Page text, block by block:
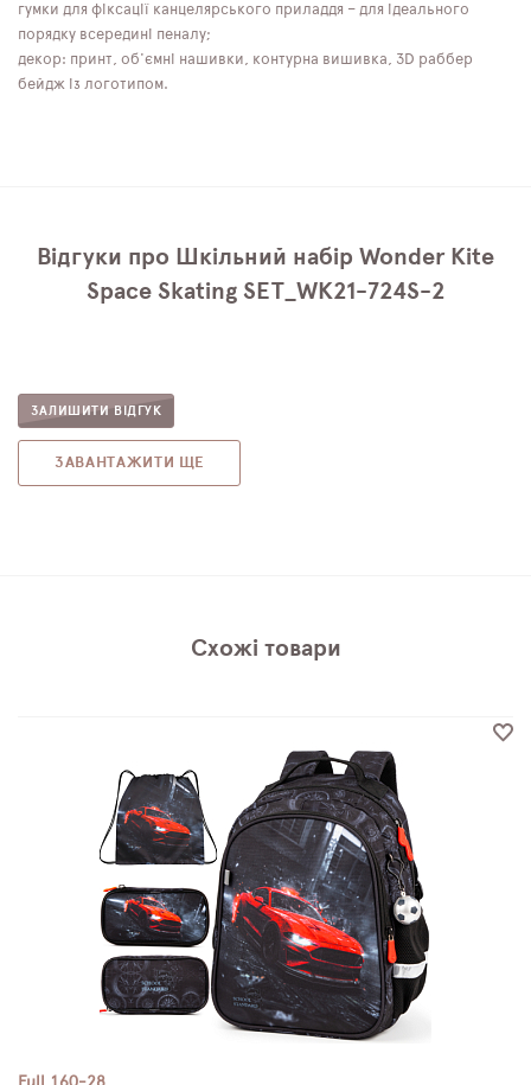
гумки для фіксації канцелярського приладдя – для ідеального
порядку всередині пеналу;
декор: принт, об'ємні нашивки, контурна вишивка, 3D раббер
бейдж із логотипом.
Відгуки про Шкільний набір Wonder Kite
Space Skating SET_WK21-724S-2
ЗАЛИШИТИ ВІДГУК
ЗАВАНТАЖИТИ ЩЕ
Схожі товари